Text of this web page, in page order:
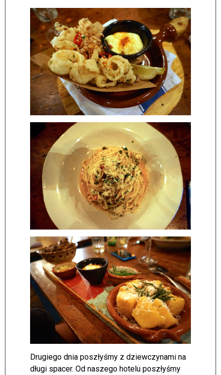
Drugiego dnia poszłyśmy z dziewczynami na
długi spacer. Od naszego hotelu poszłyśmy